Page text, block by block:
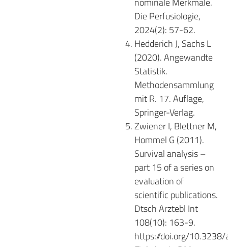
Die Perfusiologie,
2024(2): 57-62.
Hedderich J, Sachs L
(2020). Angewandte
Statistik.
Methodensammlung
mit R. 17. Auflage,
Springer-Verlag.
Zwiener I, Blettner M,
Hommel G (2011).
Survival analysis –
part 15 of a series on
evaluation of
scientific publications.
Dtsch Arztebl Int
108(10): 163-9.
https://doi.org/